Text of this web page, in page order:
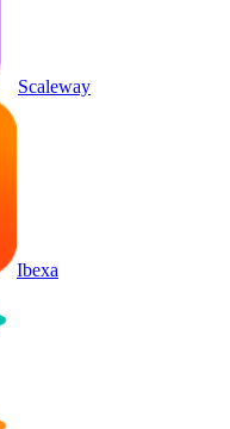
Scaleway
Ibexa